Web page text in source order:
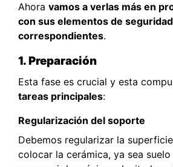
Ahora vamos a verlas más en
con sus elementos de
correspondientes.
1. Preparación
Esta fase es crucial y esta
tareas principales:
Regularización del soporte
Debemos regularizar la
colocar la cerámica, ya sea